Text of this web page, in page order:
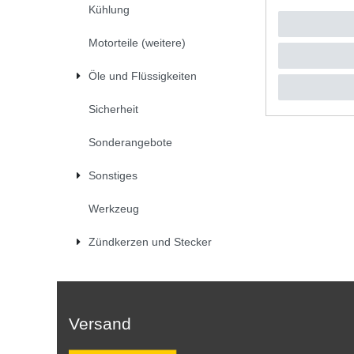
Kühlung
Motorteile (weitere)
Öle und Flüssigkeiten
Sicherheit
Sonderangebote
Sonstiges
Werkzeug
Zündkerzen und Stecker
UVP
*inkl.
Versand